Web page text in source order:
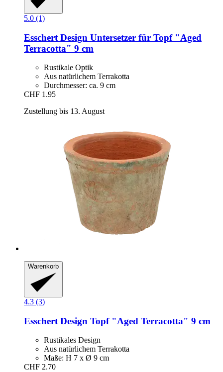
5.0 (1)
Esschert Design Untersetzer für Topf "Aged
Terracotta" 9 cm
Rustikale Optik
Aus natürlichem Terrakotta
Durchmesser: ca. 9 cm
CHF 1.95
Zustellung bis 13. August
Warenkorb
4.3 (3)
Esschert Design Topf "Aged Terracotta" 9 cm
Rustikales Design
Aus natürlichem Terrakotta
Maße: H 7 x Ø 9 cm
CHF 2.70